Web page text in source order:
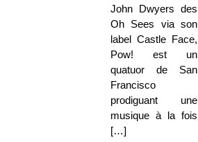
John Dwyers des
Oh Sees via son
label Castle Face,
Pow! est un
quatuor de San
Francisco
prodiguant une
musique à la fois
[…]